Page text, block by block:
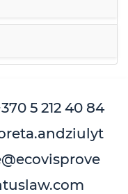
5 212 40 84